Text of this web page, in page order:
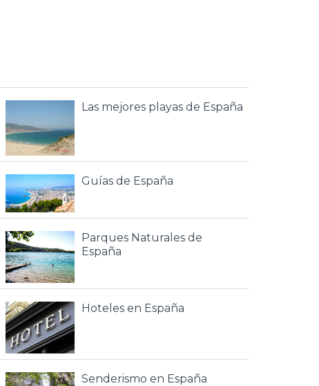
Las mejores playas de España
Guías de España
Parques Naturales de
España
Hoteles en España
Senderismo en España